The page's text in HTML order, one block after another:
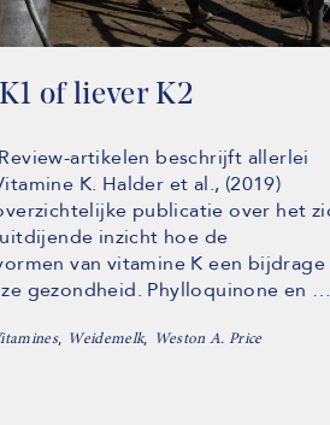
of liever K2
artikelen beschrijft allerlei
K. Halder et al., (2019)
publicatie over het
inzicht hoe de
van vitamine K een bijdrage
gezondheid. Phylloquinone en
, Weidemelk, Weston A. Price